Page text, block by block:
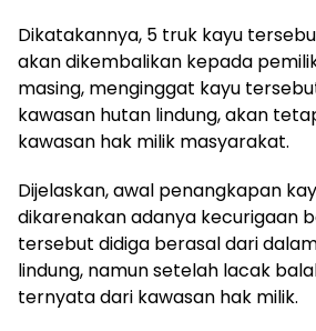
Dikatakannya, 5 truk kayu
akan dikembalikan kepada
masing, menginggat kayu
kawasan hutan lindung, akan
kawasan hak milik masyarakat.
Dijelaskan, awal penangkapan
dikarenakan adanya kecurigaan
tersebut didiga berasal dari
lindung, namun setelah lacak
ternyata dari kawasan hak milik.